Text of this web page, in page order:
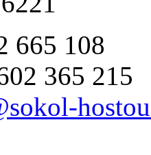
665 108
365 215